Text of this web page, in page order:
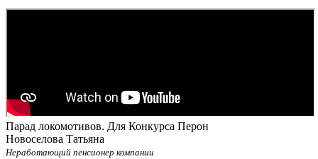
Парад локомотивов. Для Конкурса Перон
Новоселова Татьяна
Неработающий пенсионер компании